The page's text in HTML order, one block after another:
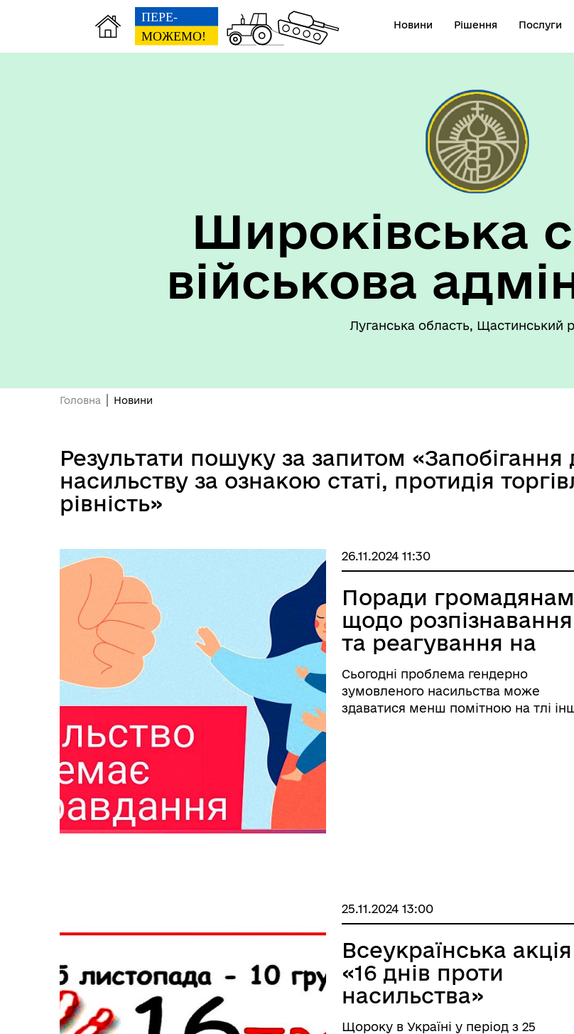
Новини Рішення Послуги
Широківська
військова
Луганська область, Щастинський
Головна Новини
Результати пошуку за запитом
насильству за ознакою статі, протидія
рівність»
26.11.2024 11:30
Поради громадянам
щодо розпізнавання
та реагування на
домашнє
насильство щодо
жінок та чоловіків
Сьогодні проблема гендерно
зумовленого насильства може
здаватися менш помітною на тлі
25.11.2024 13:00
Всеукраїнська акція
«16 днів проти
насильства»
Щороку в Україні у період з 25